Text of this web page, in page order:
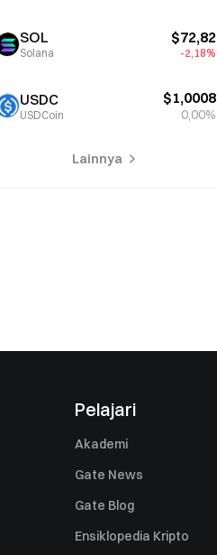
SOL
Solana
$72,82
-2,18%
USDC
USDCoin
$1,0008
0,00%
Lainnya
Pelajari
Akademi
Gate News
Gate Blog
Ensiklopedia Kripto